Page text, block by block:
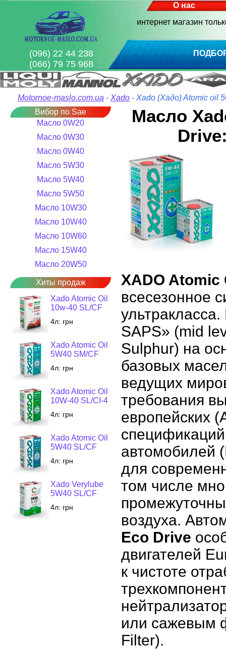
О нас
интернет магазин
(096) 22 44 238
(066) 79 75 968
Motornoe-maslo.com.ua - Xado - Xado (Хадо) Atomic oil
Вибор по Sae
Масло 0W20
Масло 0W30
Масло 0W40
Масло 5W30
Масло 5W40
Масло 5W50
Масло 10W30
Масло 10W40
Масло 10W60
Масло 15W40
Масло 20W50
Хиты продаж
Xado Atomic Oil
10w-40 SL/CF
4л: грн
Xado Atomic Oil
5W40 SM/CF
4л: грн
Xado Atomic Oil
10W-40 SL/CI-4
4л: грн
Xado Atomic Oil
5W40 SL/CF
4л: грн
Xado Verylube
5W40 SL/CF
4л: грн
Масло
XADO Atomic
всесезонное
SAPS» (mid
Sulphur) на
базовых
ведущих
требования
европейских
автомобилей
для
том числе
воздуха.
Eco Drive
двигателей
к чистоте
или сажевым
Filter).